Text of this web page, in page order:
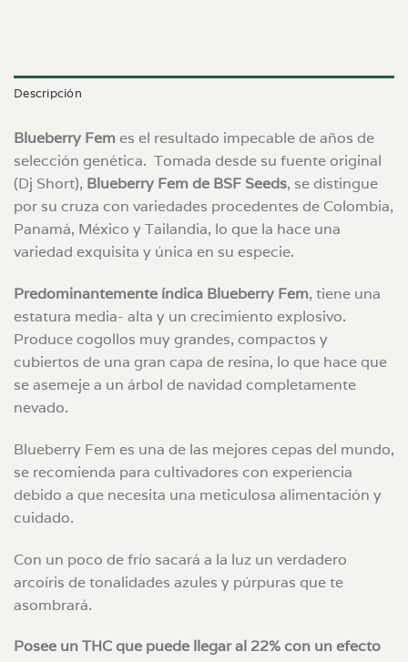
Descripción
Blueberry Fem es el resultado impecable de años de
selección genética. Tomada desde su fuente original
(Dj Short), Blueberry Fem de BSF Seeds, se distingue
por su cruza con variedades procedentes de Colombia,
Panamá, México y Tailandia, lo que la hace una
variedad exquisita y única en su especie.
Predominantemente índica Blueberry Fem, tiene una
estatura media- alta y un crecimiento explosivo.
Produce cogollos muy grandes, compactos y
cubiertos de una gran capa de resina, lo que hace que
se asemeje a un árbol de navidad completamente
nevado.
Blueberry Fem es una de las mejores cepas del mundo,
se recomienda para cultivadores con experiencia
debido a que necesita una meticulosa alimentación y
cuidado.
Con un poco de frío sacará a la luz un verdadero
arcoíris de tonalidades azules y púrpuras que te
asombrará.
Posee un THC que puede llegar al 22% con un efecto